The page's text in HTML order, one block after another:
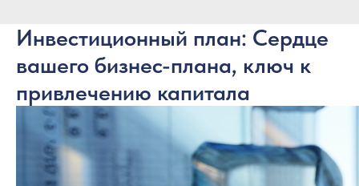
Инвестиционный план: Сердце
вашего бизнес-плана, ключ к
привлечению капитала